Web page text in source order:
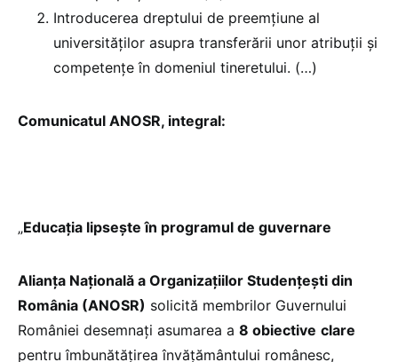
Introducerea dreptului de preemțiune al
universităților asupra transferării unor atribuţii şi
competenţe în domeniul tineretului. (…)
Comunicatul ANOSR, integral:
„Educația lipsește în programul de guvernare
Alianța Națională a Organizațiilor Studențești din
România (ANOSR) solicită membrilor Guvernului
României desemnați asumarea a 8 obiective clare
pentru îmbunătățirea învățământului românesc,